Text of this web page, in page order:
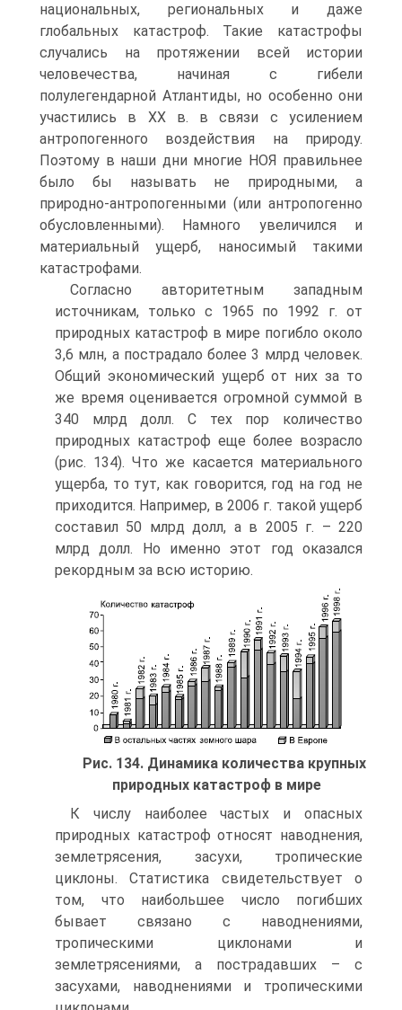
национальных, региональных и даже
глобальных катастроф. Такие катастрофы
случались на протяжении всей истории
человечества, начиная с гибели
полулегендарной Атлантиды, но особенно они
участились в XX в. в связи с усилением
антропогенного воздействия на природу.
Поэтому в наши дни многие НОЯ правильнее
было бы называть не природными, а
природно-антропогенными (или антропогенно
обусловленными). Намного увеличился и
материальный ущерб, наносимый такими
катастрофами.
Согласно авторитетным западным
источникам, только с 1965 по 1992 г. от
природных катастроф в мире погибло около
3,6 млн, а пострадало более 3 млрд человек.
Общий экономический ущерб от них за то
же время оценивается огромной суммой в
340 млрд долл. С тех пор количество
природных катастроф еще более возрасло
(рис. 134). Что же касается материального
ущерба, то тут, как говорится, год на год не
приходится. Например, в 2006 г. такой ущерб
составил 50 млрд долл, а в 2005 г. – 220
млрд долл. Но именно этот год оказался
рекордным за всю историю.
Рис. 134. Динамика количества крупных
природных катастроф в мире
К числу наиболее частых и опасных
природных катастроф относят наводнения,
землетрясения, засухи, тропические
циклоны. Статистика свидетельствует о
том, что наибольшее число погибших
бывает связано с наводнениями,
тропическими циклонами и
землетрясениями, а пострадавших – с
засухами, наводнениями и тропическими